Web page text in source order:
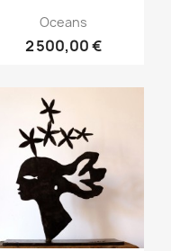
Oceans
2 500,00 €